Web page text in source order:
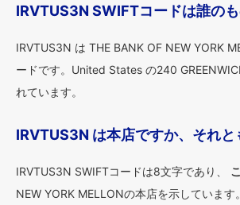
IRVTUS3N SWIFTコードは誰の
IRVTUS3N は THE BANK OF NEW YORK
ードです。United States の240
れています。
IRVTUS3N は本店ですか、それと
IRVTUS3N SWIFTコードは8文字であり、
NEW YORK MELLONの本店を示しています